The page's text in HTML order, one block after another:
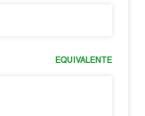
EQUIVALENTE